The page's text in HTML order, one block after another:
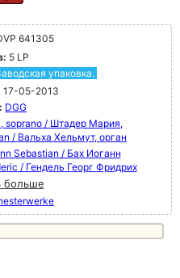
641305
5 LP
упаковка.
17-05-2013
DGG
soprano / Штадер Мария,
/ Вальха Хельмут, орган
Sebastian / Бах Иоганн
/ Гендель Георг Фридрих
больше